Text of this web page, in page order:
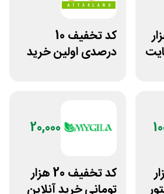
هزار
کد تخفیف 10
درصدی اولین خرید
هزار
20,000
کد تخفیف 20 هزار
تومانی خرید آنلاین